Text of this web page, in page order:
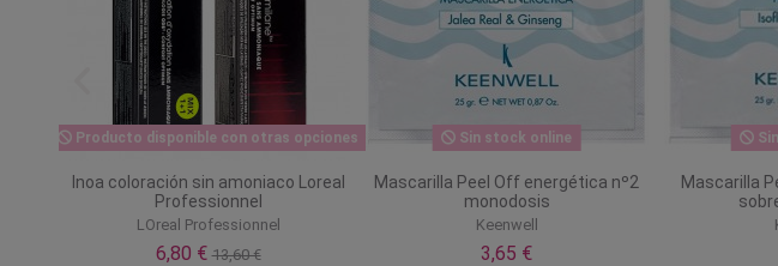
Producto disponible con otras opciones
Inoa coloración sin amoniaco Loreal
Professionnel
LOreal Professionnel
6,80 €13,60 €
Sin stock online
Mascarilla Peel Off energética nº2
monodosis
Keenwell
3,65 €
Mascarilla